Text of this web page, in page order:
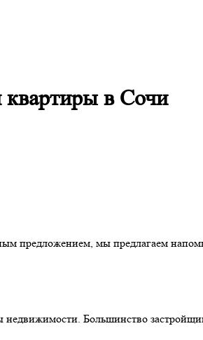
в Cочи
предложением, мы предлагаем
недвижимости. Большинство